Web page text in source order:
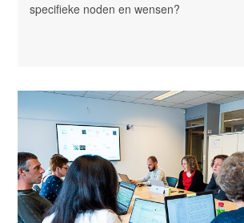
specifieke noden en wensen?